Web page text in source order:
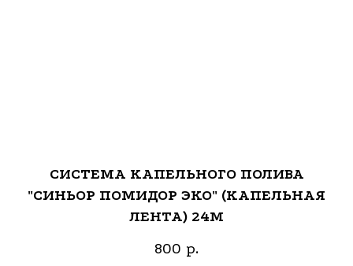
СИСТЕМА КАПЕЛЬНОГО ПОЛИВА
"СИНЬОР ПОМИДОР ЭКО" (КАПЕЛЬНАЯ
ЛЕНТА) 24М
800 р.